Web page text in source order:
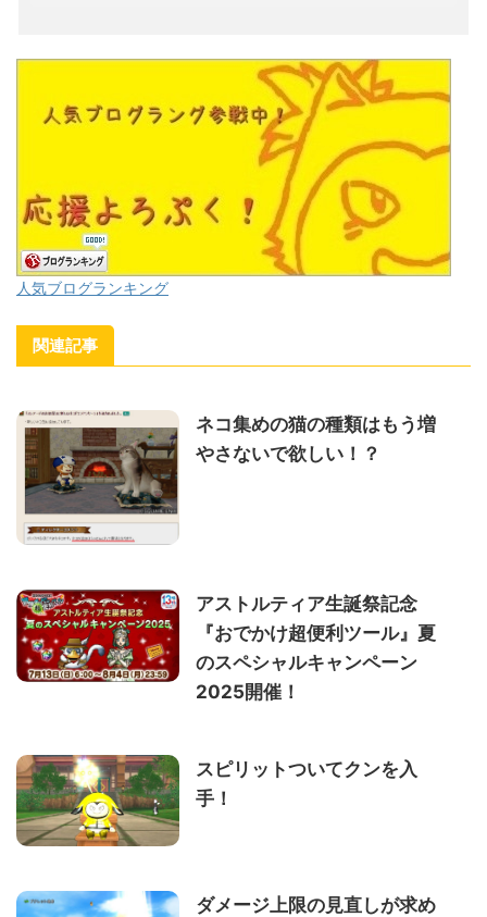
人気ブログランキング
関連記事
ネコ集めの猫の種類はもう増
やさないで欲しい！？
アストルティア生誕祭記念
『おでかけ超便利ツール』夏
のスペシャルキャンペーン
2025開催！
スピリットついてクンを入
手！
ダメージ上限の見直しが求め